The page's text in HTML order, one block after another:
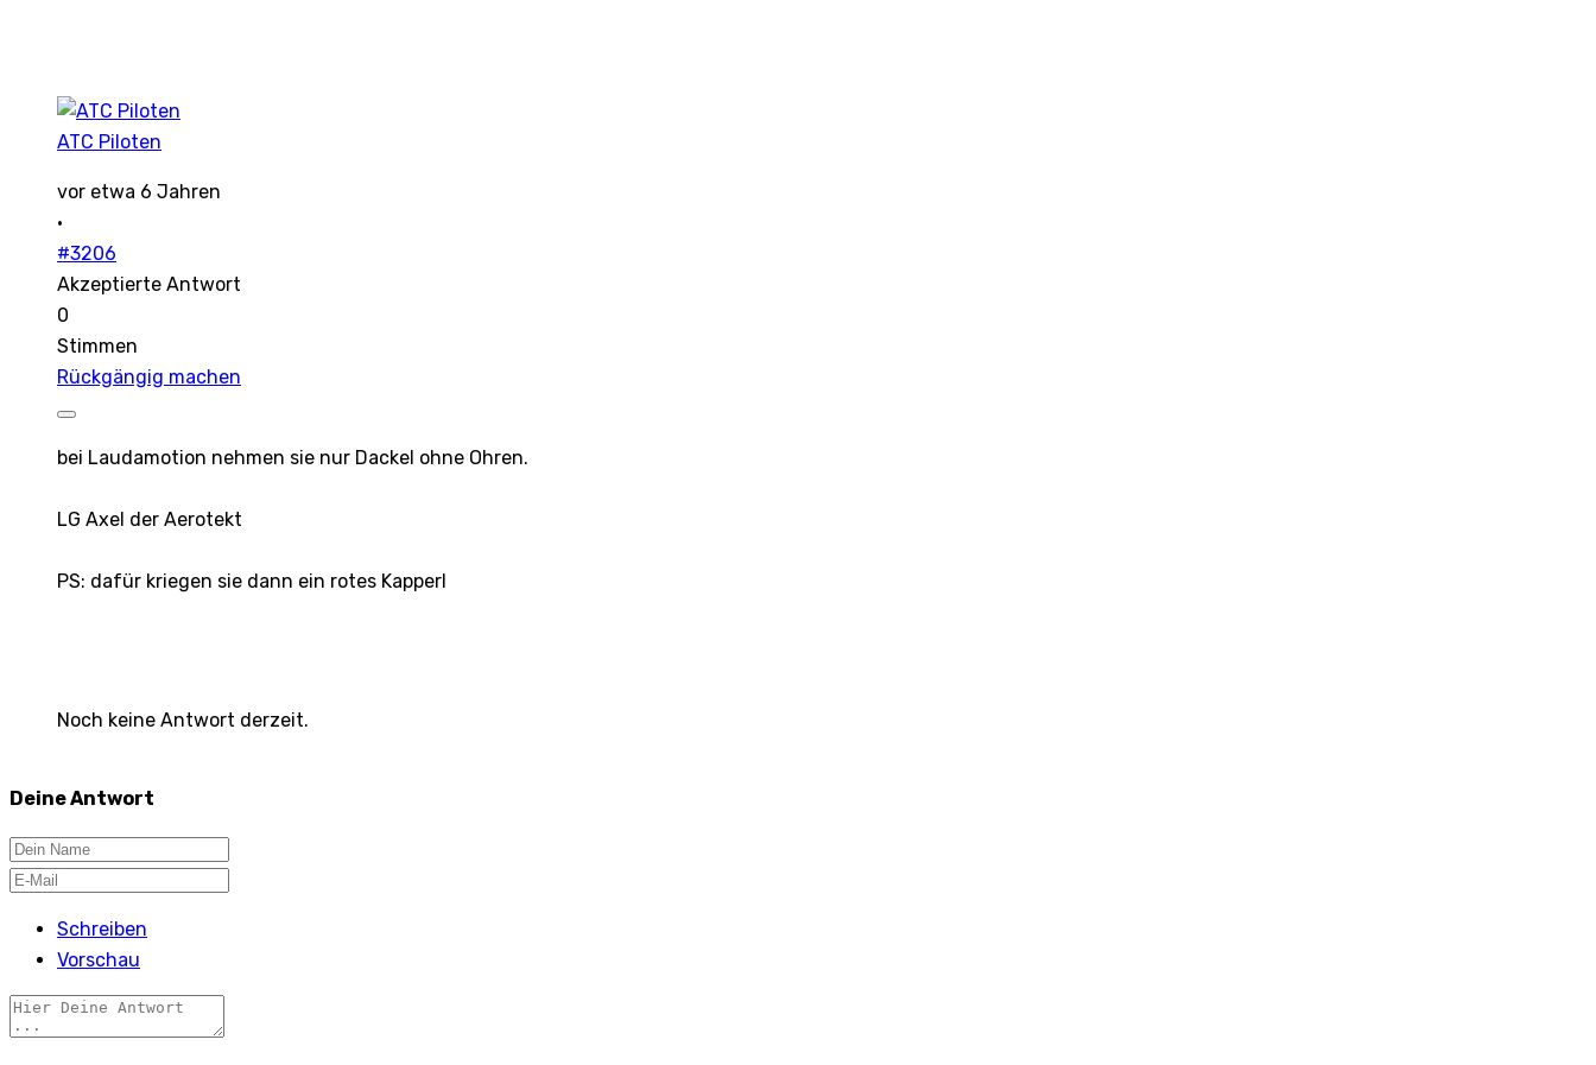
ATC Piloten
vor etwa 6 Jahren
·
#3206
Akzeptierte Antwort
0
Stimmen
Rückgängig machen
bei Laudamotion nehmen sie nur Dackel ohne Ohren.
LG Axel der Aerotekt
PS: dafür kriegen sie dann ein rotes Kapperl
Noch keine Antwort derzeit.
Deine Antwort
Schreiben
Vorschau